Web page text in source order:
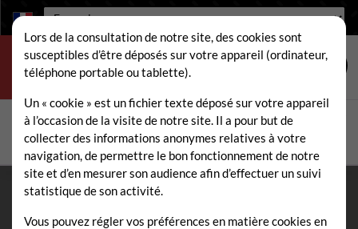
Langue :
Rechercher
Fermeture estivale du 10 au 21 août 2026
téléphonique et administrative assurée durant tout l'été. ☀️
Lors de la consultation de notre site, des cookies sont
susceptibles d’être déposés sur votre appareil (ordinateur,
téléphone portable ou tablette).
Un « cookie » est un fichier texte déposé sur votre appareil
à l’occasion de la visite de notre site. Il a pour but de
collecter des informations anonymes relatives à votre
navigation, de permettre le bon fonctionnement de notre
site et d’en mesurer son audience afin d’effectuer un suivi
statistique de son activité.
Vous pouvez régler vos préférences en matière cookies en